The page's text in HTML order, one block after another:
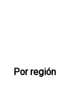
Por región